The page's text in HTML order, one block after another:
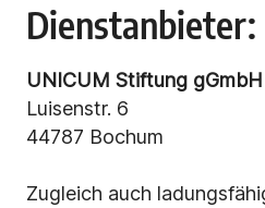
Dienstanbieter:
UNICUM Stiftung gGmbH
Luisenstr. 6
44787 Bochum
Zugleich auch